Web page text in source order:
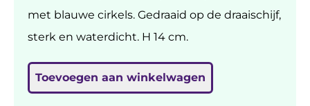
met blauwe cirkels. Gedraaid op de draaischijf,
sterk en waterdicht. H 14 cm.
Toevoegen aan winkelwagen